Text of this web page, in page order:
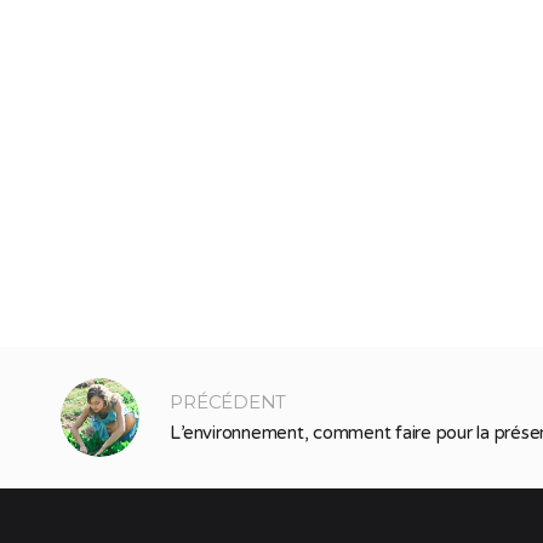
PRÉCÉDENT
L’environnement, comment faire pour la